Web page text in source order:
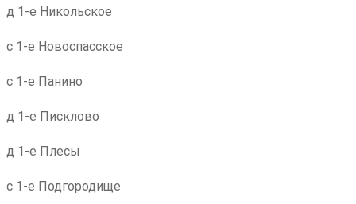
д 1-е Никольское
с 1-е Новоспасское
с 1-е Панино
д 1-е Писклово
д 1-е Плесы
с 1-е Подгородище